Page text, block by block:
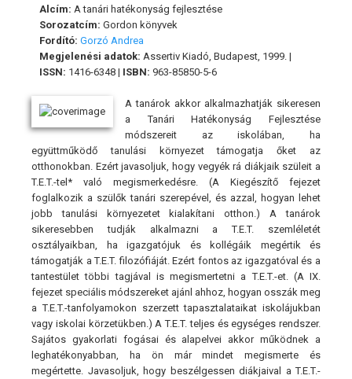
Alcím: A tanári hatékonyság fejlesztése
Sorozatcím: Gordon könyvek
Fordító: Gorzó Andrea
Megjelenési adatok: Assertiv Kiadó, Budapest, 1999. |
ISSN: 1416-6348 | ISBN: 963-85850-5-6
A tanárok akkor alkalmazhatják sikeresen
a Tanári Hatékonyság Fejlesztése
módszereit az iskolában, ha
együttműködő tanulási környezet támogatja őket az
otthonokban. Ezért javasoljuk, hogy vegyék rá diákjaik szüleit a
T.E.T.-tel* való megismerkedésre. (A Kiegészítő fejezet
foglalkozik a szülők tanári szerepével, és azzal, hogyan lehet
jobb tanulási környezetet kialakítani otthon.) A tanárok
sikeresebben tudják alkalmazni a T.E.T. szemléletét
osztályaikban, ha igazgatójuk és kollégáik megértik és
támogatják a T.E.T. filozófiáját. Ezért fontos az igazgatóval és a
tantestület többi tagjával is megismertetni a T.E.T.-et. (A IX.
fejezet speciális módszereket ajánl ahhoz, hogyan osszák meg
a T.E.T.-tanfolyamokon szerzett tapasztalataikat iskolájukban
vagy iskolai körzetükben.) A T.E.T. teljes és egységes rendszer.
Sajátos gyakorlati fogásai és alapelvei akkor működnek a
leghatékonyabban, ha ön már mindet megismerte és
megértette. Javasoljuk, hogy beszélgessen diákjaival a T.E.T.-